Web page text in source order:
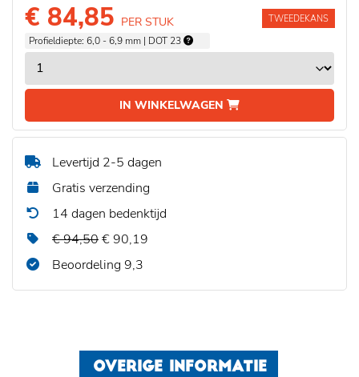
€ 84,85 PER STUK
Profieldiepte: 6,0 - 6,9 mm | DOT 23
IN WINKELWAGEN
TWEEDEKANS
Levertijd 2-5 dagen
Gratis verzending
14 dagen bedenktijd
€ 94,50€ 90,19
Beoordeling 9,3
OVERIGE INFORMATIE